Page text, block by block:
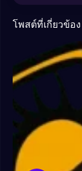
โพสต์ที่เกี่ยวข้อง